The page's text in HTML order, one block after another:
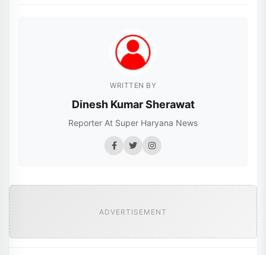
WRITTEN BY
Dinesh Kumar Sherawat
Reporter At Super Haryana News
ADVERTISEMENT